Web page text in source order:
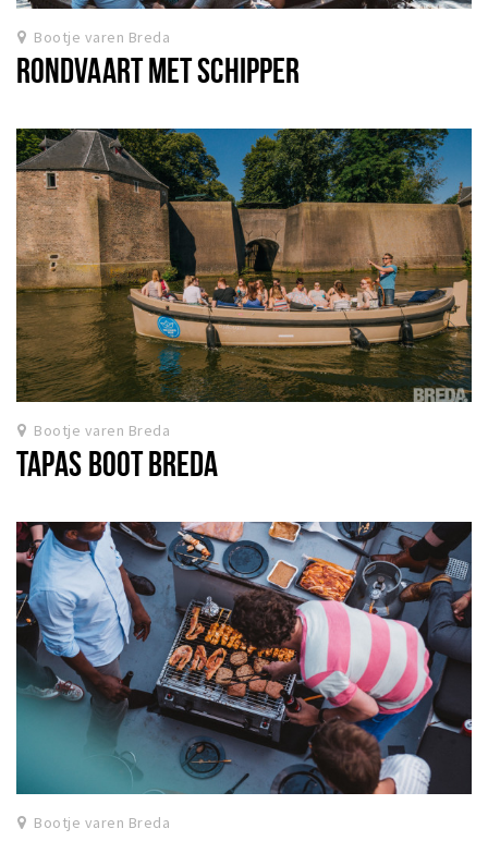
Bootje varen Breda
RONDVAART MET SCHIPPER
Bootje varen Breda
TAPAS BOOT BREDA
Bootje varen Breda